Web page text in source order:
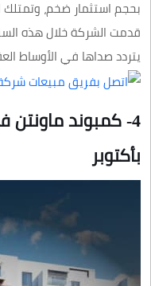
قدمت الشركة خلال هذه
يتردد صداها في الأوساط
بأكتوبر